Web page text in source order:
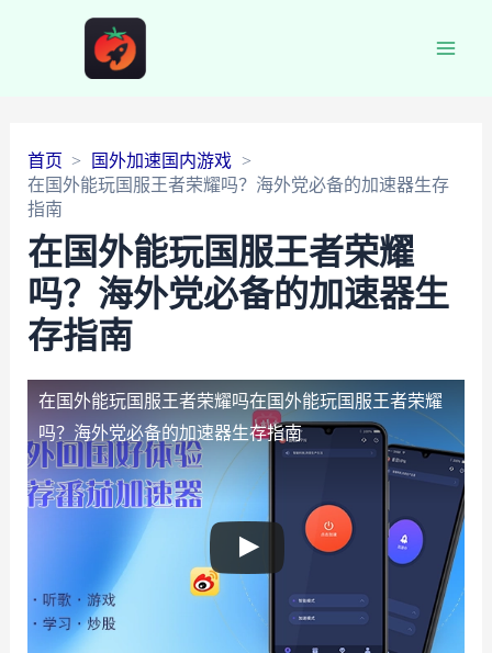
首页
国外加速国内游戏
在国外能玩国服王者荣耀吗？海外党必备的加速器生存
指南
在国外能玩国服王者荣耀
吗？海外党必备的加速器生
存指南
在国外能玩国服王者荣耀吗在国外能玩国服王者荣耀
吗？海外党必备的加速器生存指南